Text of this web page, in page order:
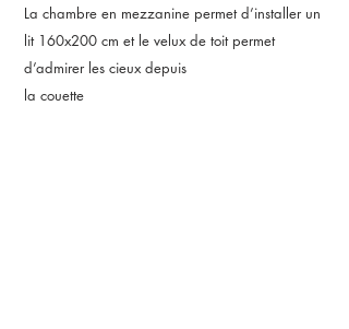
La chambre en mezzanine permet d’installer un
lit 160x200 cm et le velux de toit permet
d’admirer les cieux depuis
la couette